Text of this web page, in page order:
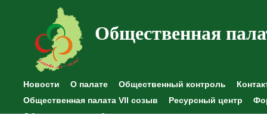
Общественная
Новости О палате Общественный контроль
Общественная палата VII созыв
Ресурсный центр
Общественные наблюдения